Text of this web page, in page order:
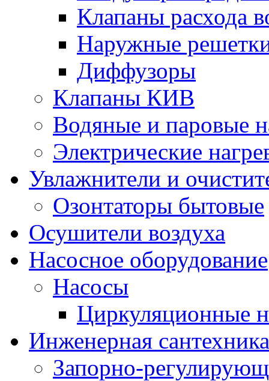
Клапаны расхода
Наружные
Диффузоры
Клапаны КИВ
Водяные и паровые
Электрические
Увлажнители и
Озонтаторы бытовые
Осушители воздуха
Насосное оборудование
Насосы
Циркуляционные
Инженерная сантехника
Запорно-